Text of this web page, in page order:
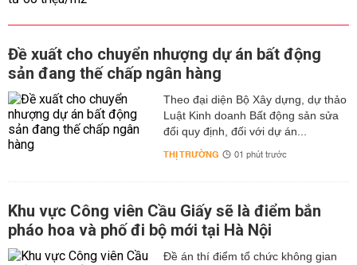
Đề xuất cho chuyển nhượng dự án bất động
sản đang thế chấp ngân hàng
Theo đại diện Bộ Xây dựng, dự thảo
Luật Kinh doanh Bất động sản sửa
đổi quy định, đối với dự án...
THỊ TRƯỜNG 01 phút trước
Khu vực Công viên Cầu Giấy sẽ là điểm bắn
pháo hoa và phố đi bộ mới tại Hà Nội
Đề án thí điểm tổ chức không gian